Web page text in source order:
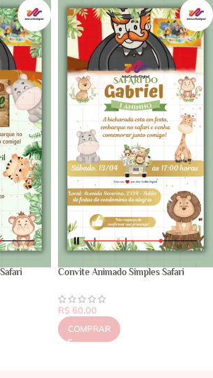
Convite Animado Simples Safari
R$ 60,00
COMPRAR